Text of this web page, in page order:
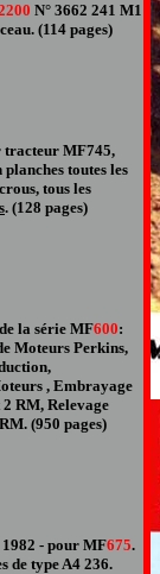
N° 3662 241 M1
(114 pages)
tracteurMF745,
toutes les
, tous les
. (128 pages)
de la série MF600:
Moteurs Perkins,
, Embrayage
RM, Relevage
(950 pages)
- pour MF675.
de type A4 236.